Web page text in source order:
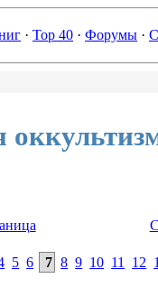
· Top 40 · Форумы ·
5 6 7 8 9 10 11 12